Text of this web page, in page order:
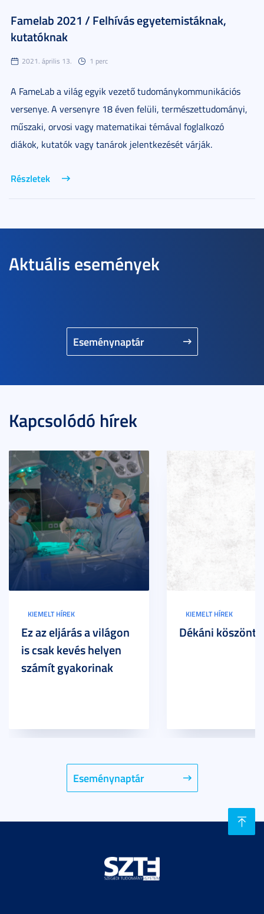
Famelab 2021 / Felhívás egyetemistáknak,
kutatóknak
2021. április 13. 1 perc
A FameLab a világ egyik vezető tudománykommunikációs
versenye. A versenyre 18 éven felüli, természettudományi,
műszaki, orvosi vagy matematikai témával foglalkozó
diákok, kutatók vagy tanárok jelentkezését várják.
Részletek
Aktuális események
Eseménynaptár
Kapcsolódó hírek
Eseménynaptár
KIEMELT HÍREK
Ez az eljárás a világon
is csak kevés helyen
számít gyakorinak
KIEMELT HÍREK
Dékáni köszöntő